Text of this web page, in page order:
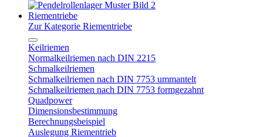
Riementriebe
Zur Kategorie Riementriebe
Keilriemen
Normalkeilriemen nach DIN 2215
Schmalkeilriemen
Schmalkeilriemen nach DIN 7753 ummantelt
Schmalkeilriemen nach DIN 7753 formgezahnt
Quadpower
Dimensionsbestimmung
Berechnungsbeispiel
Auslegung Riementrieb